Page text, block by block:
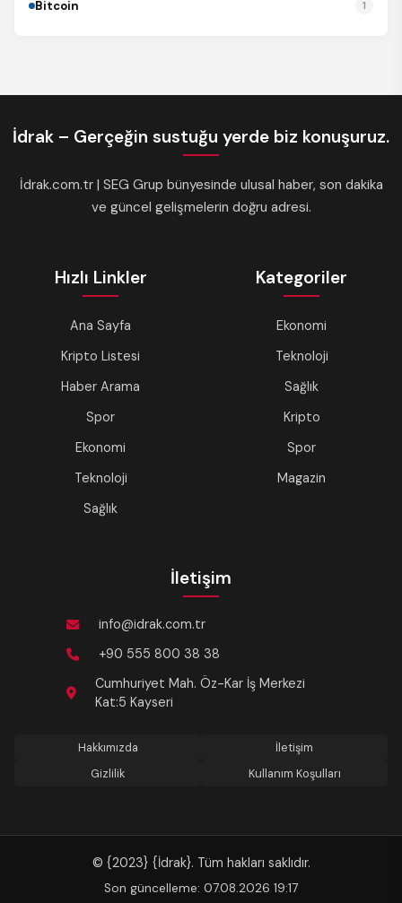
Bitcoin 1
İdrak – Gerçeğin sustuğu yerde biz konuşuruz.
İdrak.com.tr | SEG Grup bünyesinde ulusal haber, son dakika
ve güncel gelişmelerin doğru adresi.
Hızlı Linkler
Ana Sayfa
Kripto Listesi
Haber Arama
Spor
Ekonomi
Teknoloji
Sağlık
Kategoriler
Ekonomi
Teknoloji
Sağlık
Kripto
Spor
Magazin
İletişim
info@idrak.com.tr
+90 555 800 38 38
Cumhuriyet Mah. Öz-Kar İş Merkezi
Kat:5 Kayseri
Hakkımızda
İletişim
Gizlilik
Kullanım Koşulları
© {2023} {İdrak}. Tüm hakları saklıdır.
Son güncelleme: 07.08.2026 19:17